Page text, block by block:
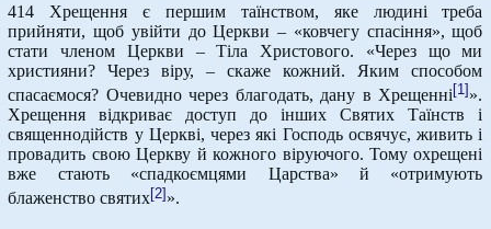
414 Хрещення є першим таїнством, яке людині треба
прийняти, щоб увійти до Церкви – «ковчегу спасіння», щоб
стати членом Церкви – Тіла Христового. «Через що ми
християни? Через віру, – скаже кожний. Яким способом
спасаємося? Очевидно через благодать, дану в Хрещенні [1] ».
Хрещення відкриває доступ до інших Святих Таїнств і
священнодійств у Церкві, через які Господь освячує, живить і
провадить свою Церкву й кожного віруючого. Тому охрещені
вже стають «спадкоємцями Царства» й «отримують
блаженство святих[2]».